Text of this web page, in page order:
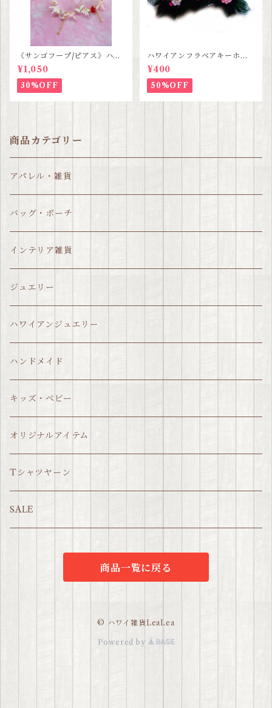
《サンゴフープ/ピアス》ハン
ドメイド SALE
¥1,050
30%OFF
ハワイアンフラベアキーホル
ダー SALE
¥400
50%OFF
商品カテゴリー
アパレル・雑貨
バッグ・ポーチ
インテリア雑貨
ジュエリー
ハワイアンジュエリー
ハンドメイド
キッズ・ベビー
オリジナルアイテム
Tシャツヤーン
SALE
商品一覧に戻る
© ハワイ雑貨LeaLea
Powered by